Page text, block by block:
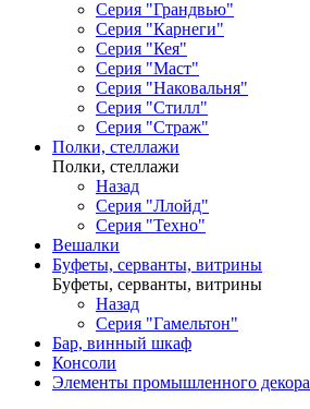
Серия "Грандвью"
Серия "Карнеги"
Серия "Кея"
Серия "Маст"
Серия "Наковальня"
Серия "Стилл"
Серия "Страж"
Полки, стеллажи
Полки, стеллажи
Назад
Серия "Ллойд"
Серия "Техно"
Вешалки
Буфеты, серванты, витрины
Буфеты, серванты, витрины
Назад
Серия "Гамельтон"
Бар, винный шкаф
Консоли
Элементы промышленного декора